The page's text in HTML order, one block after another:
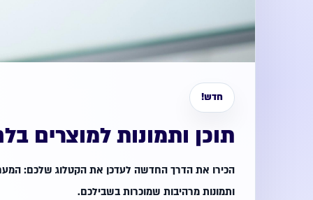
חדש!
תוכן ותמונות למוצרים
הכירו את הדרך החדשה לעדכן את הקטלוג שלכם:
ותמונות מרהיבות שמוכרות בשבילכם.